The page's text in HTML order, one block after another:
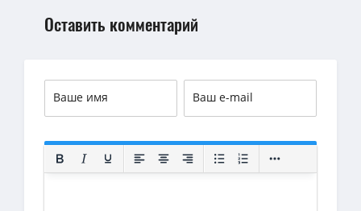
Оставить комментарий